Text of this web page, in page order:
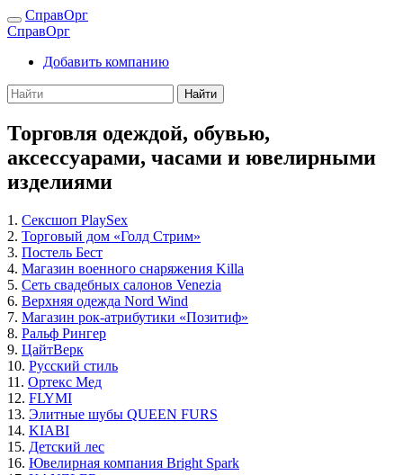
СправОрг
СправОрг
Добавить компанию
Найти
Торговля одеждой, обувью,
аксессуарами, часами и ювелирными
изделиями
1. Сексшоп PlaySex
2. Торговый дом «Голд Стрим»
3. Постель Бест
4. Магазин военного снаряжения Killa
5. Сеть свадебных салонов Venezia
6. Верхняя одежда Nord Wind
7. Магазин рок-атрибутики «Позитиф»
8. Ральф Рингер
9. ЦайтВерк
10. Русский стиль
11. Ортекс Мед
12. FLYMI
13. Элитные шубы QUEEN FURS
14. KIABI
15. Детский лес
16. Ювелирная компания Bright Spark